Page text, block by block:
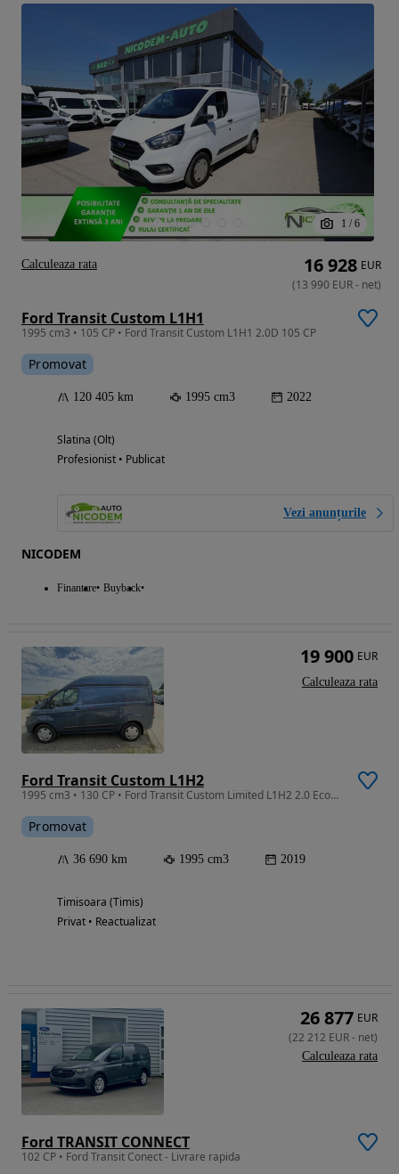
1 / 6
Ford Transit Custom L1H1
1995 cm3 • 105 CP • Ford Transit Custom L1H1 2.0D 105 CP
Promovat
120 405 km 1995 cm3 2022
Slatina (Olt)
Profesionist • Publicat
Vezi anunțurile
NICODEM
Finantare Buyback
16 928 EUR
(13 990 EUR- net)
Calculeaza rata
Ford Transit Custom L1H2
1995 cm3 • 130 CP • Ford Transit Custom Limited L1H2 2.0 EcoBlue 130 CP • 36.690 km
Promovat
36 690 km 1995 cm3 2019
Timisoara (Timis)
Privat • Reactualizat
19 900 EUR
Calculeaza rata
Ford TRANSIT CONNECT
102 CP • Ford Transit Conect - Livrare rapida
26 877 EUR
(22 212 EUR- net)
Calculeaza rata